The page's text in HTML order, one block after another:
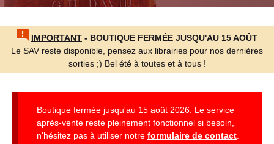
IMPORTANT - BOUTIQUE FERMÉE JUSQU'AU 15 AOÛT
Le SAV reste disponible, pensez aux librairies pour nos dernières
sorties ;) Bel été à toutes et à tous !
Boutique fermée jusqu'au 15 août 2026. Le service
après-vente reste pleinement fonctionnel si besoin,
n'hésitez pas à utiliser notre formulaire de contact